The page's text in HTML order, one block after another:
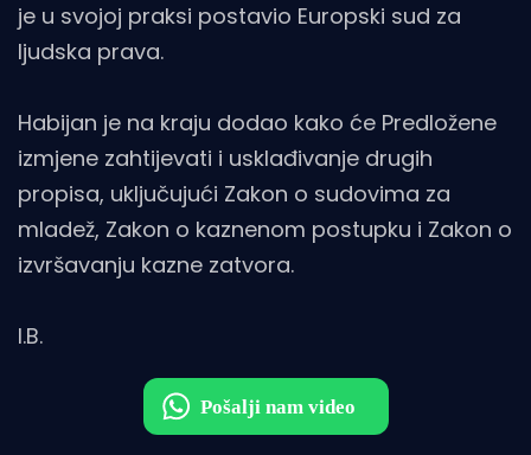
je u svojoj praksi postavio Europski sud za
ljudska prava.
Habijan je na kraju dodao kako će Predložene
izmjene zahtijevati i usklađivanje drugih
propisa, uključujući Zakon o sudovima za
mladež, Zakon o kaznenom postupku i Zakon o
izvršavanju kazne zatvora.
I.B.